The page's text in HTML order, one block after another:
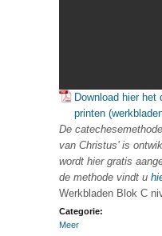
Download hier
printen
De
van Christus’ is
wordt hier gratis
de methode vindt u
Werkbladen Blok C
Categorie:
Meer